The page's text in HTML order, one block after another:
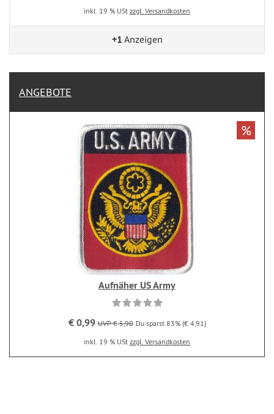
inkl. 19 % USt zzgl. Versandkosten
+1 Anzeigen
ANGEBOTE
Aufnäher US Army
€ 0,99 UVP € 5,90 Du sparst 83% (€ 4,91)
inkl. 19 % USt zzgl. Versandkosten
%